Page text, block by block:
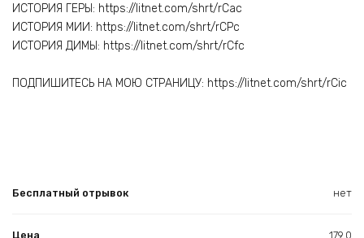
ИСТОРИЯ ГЕРЫ: https://litnet.com/shrt/rCac
ИСТОРИЯ МИИ: https://litnet.com/shrt/rCPc
ИСТОРИЯ ДИМЫ: https://litnet.com/shrt/rCfc
ПОДПИШИТЕСЬ НА МОЮ СТРАНИЦУ: https://litnet.com/shrt/rCic
Бесплатный отрывок нет
Цена 179.0